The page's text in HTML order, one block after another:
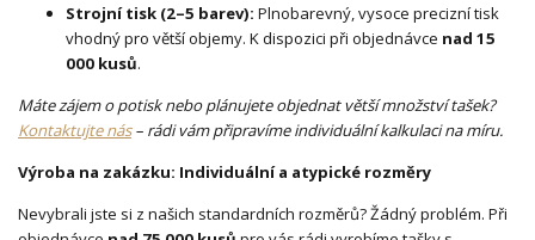
Strojní tisk (2–5 barev): Plnobarevný, vysoce precizní tisk
vhodný pro větší objemy. K dispozici při objednávce nad 15
000 kusů.
Máte zájem o potisk nebo plánujete objednat větší množství tašek?
Kontaktujte nás– rádi vám připravíme individuální kalkulaci na míru.
Výroba na zakázku: Individuální a atypické rozměry
Nevybrali jste si z našich standardních rozměrů? Žádný problém. Při